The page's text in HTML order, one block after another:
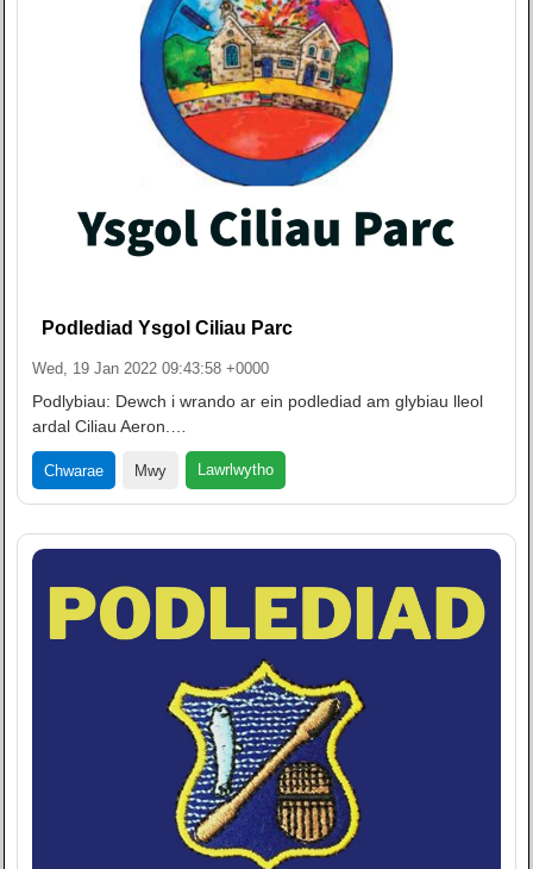
Podlediad Ysgol Ciliau Parc
Wed, 19 Jan 2022 09:43:58 +0000
Podlybiau: Dewch i wrando ar ein podlediad am glybiau lleol
ardal Ciliau Aeron.…
Chwarae Mwy Lawrlwytho